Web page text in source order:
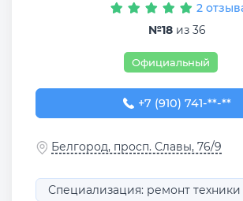
2
№18из 36
Официальный
+7 (910) 741-44-73
+7 (910) 741-**-**
Белгород, просп. Славы, 76/9
Специализация: ремонт техники